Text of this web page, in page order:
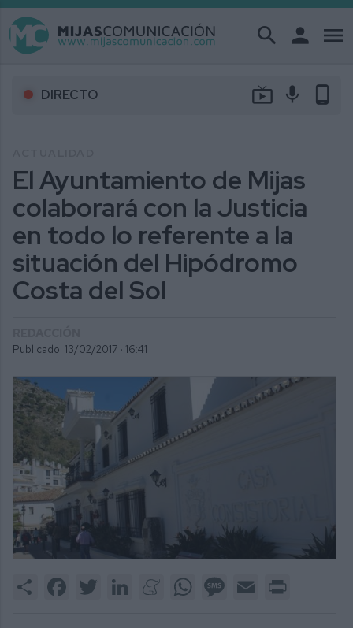
search person menu
DIRECTO live_tv mic phone_android
El Ayuntamiento de Mijas
colaborará con la Justicia
en todo lo referente a la
situación del Hipódromo
Costa del Sol
Publicado: 13/02/2017 · 16:41
Share FacebookTwitter LinkedInMeneameWhatsAppMessage
Email